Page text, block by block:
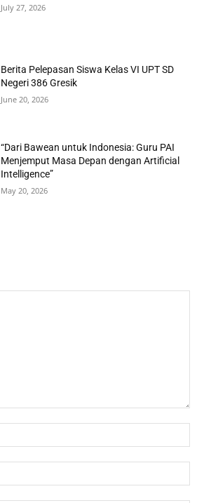
July 27, 2026
Berita Pelepasan Siswa Kelas VI UPT SD
Negeri 386 Gresik
June 20, 2026
“Dari Bawean untuk Indonesia: Guru PAI
Menjemput Masa Depan dengan Artificial
Intelligence”
May 20, 2026